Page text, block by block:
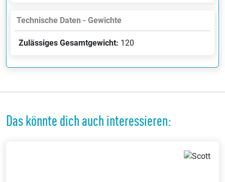
Technische Daten - Gewichte
Zulässiges Gesamtgewicht: 120
Das könnte dich auch interessieren: